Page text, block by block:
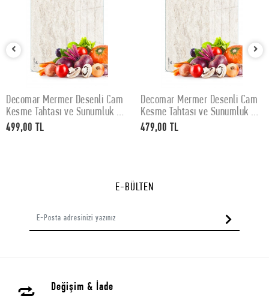
SEPETE EKLE
Decomar Mermer Desenli Cam
Kesme Tahtası ve Sunumluk 30
x 40 cm
499,00 TL
SEPETE EKLE
Decomar Mermer Desenli Cam
Kesme Tahtası ve Sunumluk 25
x 35 cm
479,00 TL
E-BÜLTEN
Değişim & İade